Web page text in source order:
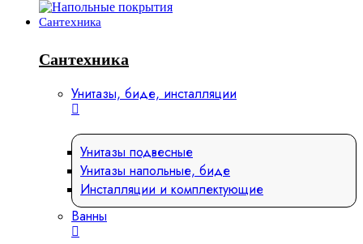
Сантехника
Сантехника
Унитазы, биде, инсталляции
Унитазы подвесные
Унитазы напольные, биде
Инсталляции и комплектующие
Ванны